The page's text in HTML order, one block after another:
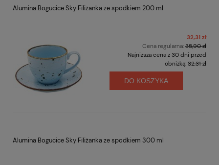
Alumina Bogucice Sky Filiżanka ze spodkiem 200 ml
32,31 zł
Cena regularna:35,90 zł
Najniższa cena z 30 dni przed
obniżką:32,31 zł
DO KOSZYKA
Alumina Bogucice Sky Filiżanka ze spodkiem 300 ml